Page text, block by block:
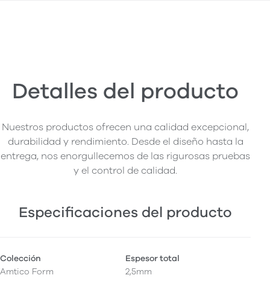
Detalles del producto
Nuestros productos ofrecen una calidad excepcional,
durabilidad y rendimiento. Desde el diseño hasta la
entrega, nos enorgullecemos de las rigurosas pruebas
y el control de calidad.
Especificaciones del producto
Colección
Amtico Form
Espesor total
2,5mm